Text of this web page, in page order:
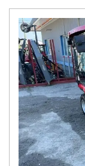
: